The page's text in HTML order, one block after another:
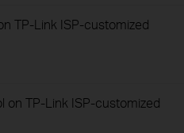
TP-Link ISP-customized
on TP-Link ISP-customized